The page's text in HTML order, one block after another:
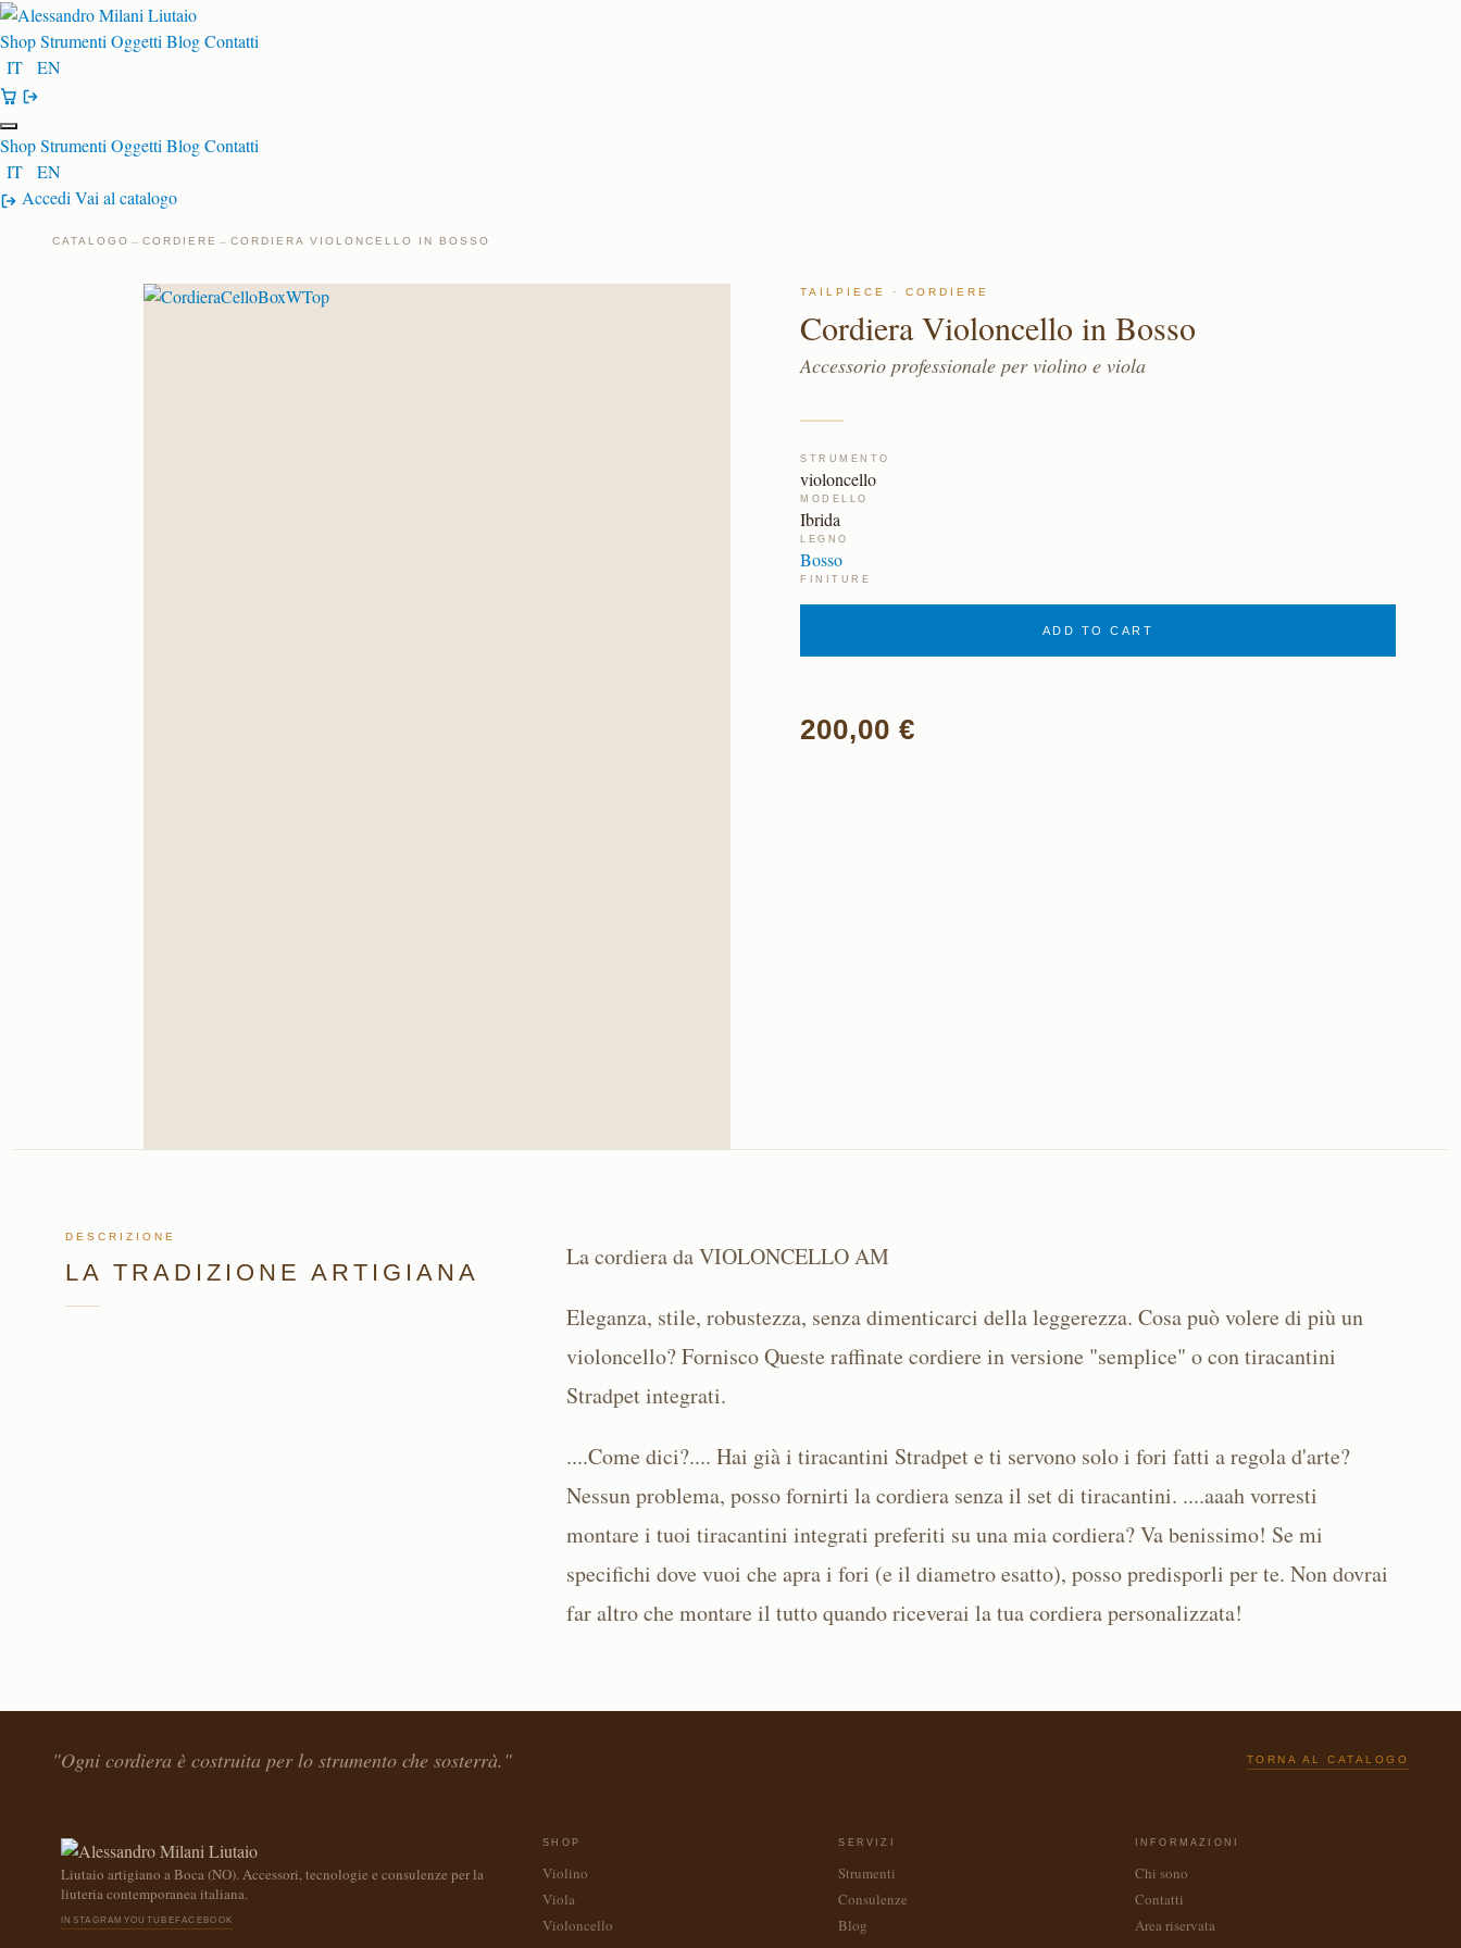
ShopStrumentiOggettiBlogContatti
IT
EN
ShopStrumentiOggettiBlogContatti
IT
EN
AccediVai al catalogo
CATALOGO → CORDIERE → CORDIERA VIOLONCELLO IN BOSSO
TAILPIECE · CORDIERE
Cordiera Violoncello in Bosso
Accessorio professionale per violino e viola
STRUMENTO
violoncello
MODELLO
Ibrida
LEGNO
Bosso
FINITURE
ADD TO CART
200,00 €
DESCRIZIONE
LA TRADIZIONE ARTIGIANA
La cordiera da VIOLONCELLO AM
Eleganza, stile, robustezza, senza dimenticarci della leggerezza. Cosa può volere di più un
violoncello? Fornisco Queste raffinate cordiere in versione "semplice" o con tiracantini
Stradpet integrati.
....Come dici?.... Hai già i tiracantini Stradpet e ti servono solo i fori fatti a regola d'arte?
Nessun problema, posso fornirti la cordiera senza il set di tiracantini. ....aaah vorresti
montare i tuoi tiracantini integrati preferiti su una mia cordiera? Va benissimo! Se mi
specifichi dove vuoi che apra i fori (e il diametro esatto), posso predisporli per te. Non dovrai
far altro che montare il tutto quando riceverai la tua cordiera personalizzata!
"Ogni cordiera è costruita per lo strumento che sosterrà." TORNA AL CATALOGO
Liutaio artigiano a Boca (NO). Accessori, tecnologie e consulenze per la
liuteria contemporanea italiana.
INSTAGRAM YOUTUBE FACEBOOK
SHOP
Violino
Viola
Violoncello
SERVIZI
Strumenti
Consulenze
Blog
INFORMAZIONI
Chi sono
Contatti
Area riservata